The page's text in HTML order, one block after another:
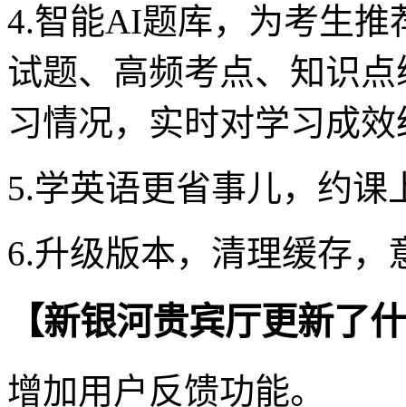
4.智能AI题库，为考生推
试题、高频考点、知识
习情况，实时对学习成
5.学英语更省事儿，约课
6.升级版本，清理缓存，
【新银河贵宾厅更新了
增加用户反馈功能。